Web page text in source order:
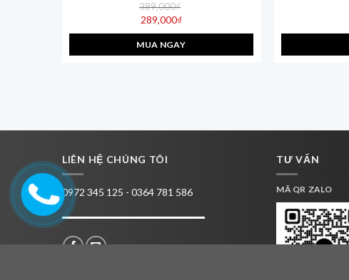
389,000₫
Giá
gốc
là:
389,000₫.
289,000₫
tại
là:
MUA NGAY
LIÊN HỆ CHÚNG TÔI
0972 345 125 - 0364 781 586
TƯ VẤN
MÃ QR ZALO